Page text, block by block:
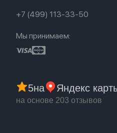
Trade-in
+7 (499) 113-33-50
Мы принимаем:
5на Яндекс
на основе 203 отзывов